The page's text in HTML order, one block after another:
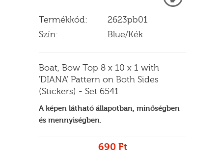
Termékkód:
2623pb01
Szín:
Blue/Kék
Boat, Bow Top 8 x 10 x 1 with
'DIANA' Pattern on Both Sides
(Stickers) - Set 6541
A képen látható állapotban, minőségben
és mennyiségben.
690 Ft